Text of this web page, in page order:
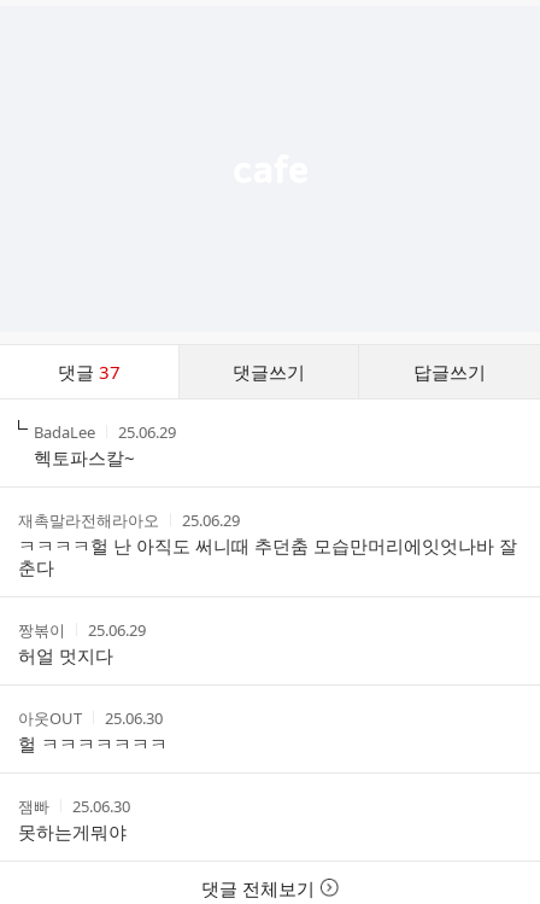
댓글37 댓글쓰기 답글쓰기
스
작
성
자
BadaLee
작
성
시
간
25.06.29
헥토파스칼~
작
성
자
재촉말라전해라아오
작
성
시
25.06.29
ㅋㅋㅋㅋ헐 난 아직도 써니때 추던춤 모습만머리에잇엇나바 잘
춘다
작
성
자
짱볶이
작
성
시
간
25.06.29
허얼 멋지다
작
성
자
아웃OUT
작
성
시
간
25.06.30
헐 ㅋㅋㅋㅋㅋㅋㅋ
작
성
자
잼빠
작
성
시
간
25.06.30
못하는게뭐야
댓글 전체보기